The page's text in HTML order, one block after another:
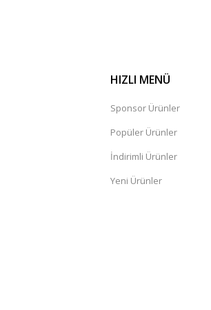
HIZLI MENÜ
Sponsor Ürünler
Popüler Ürünler
İndirimli Ürünler
Yeni Ürünler